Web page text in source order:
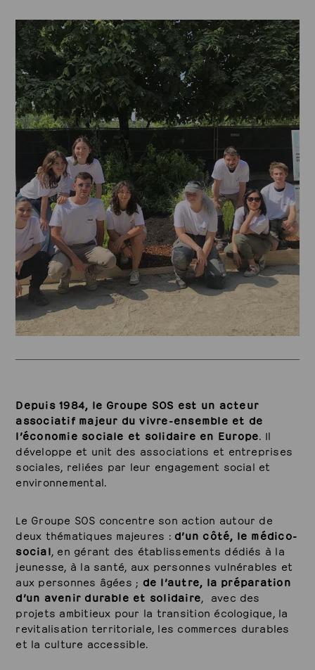
Depuis 1984, le Groupe SOS est un acteur
associatif majeur du vivre-ensemble et de
l’économie sociale et solidaire en Europe . Il
développe et unit des associations et entreprises
sociales, reliées par leur engagement social et
environnemental.
Le Groupe SOS concentre son action autour de
deux thématiques majeures : d’un côté, le médico-
social , en gérant des établissements dédiés à la
jeunesse, à la santé, aux personnes vulnérables et
aux personnes âgées ; de l’autre, la préparation
d’un avenir durable et solidaire , avec des
projets ambitieux pour la transition écologique, la
revitalisation territoriale, les commerces durables
et la culture accessible.